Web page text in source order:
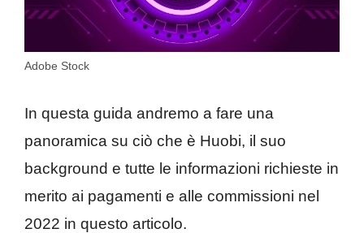
Adobe Stock
In questa guida andremo a fare una
panoramica su ciò che è Huobi, il suo
background e tutte le informazioni richieste in
merito ai pagamenti e alle commissioni nel
2022 in questo articolo.